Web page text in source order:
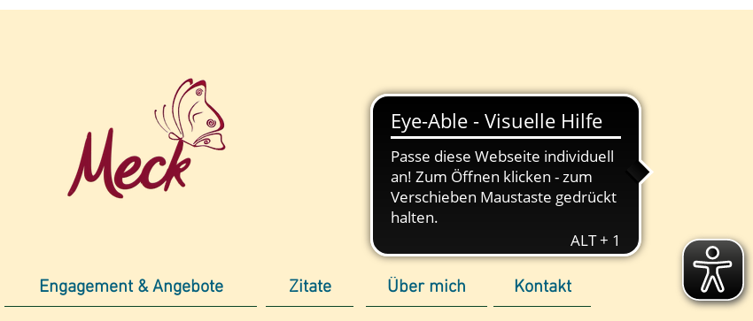
Engagement & Angebote Zitate Über mich Kontakt